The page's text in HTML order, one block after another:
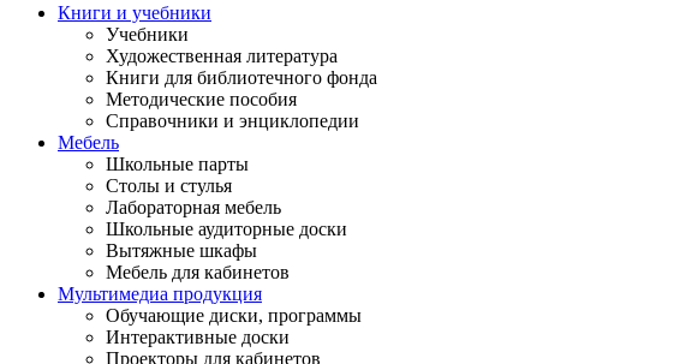
Книги и учебники
Учебники
Художественная литература
Книги для библиотечного фонда
Методические пособия
Справочники и энциклопедии
Мебель
Школьные парты
Столы и стулья
Лабораторная мебель
Школьные аудиторные доски
Вытяжные шкафы
Мебель для кабинетов
Мультимедиа продукция
Обучающие диски, программы
Интерактивные доски
Проекторы для кабинетов